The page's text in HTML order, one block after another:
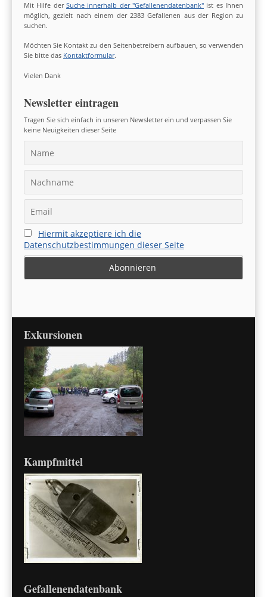
Mit Hilfe der Suche innerhalb der "Gefallenendatenbank" ist es Ihnen
möglich, gezielt nach einem der 2383 Gefallenen aus der Region zu
suchen.
Möchten Sie Kontakt zu den Seitenbetreibern aufbauen, so verwenden
Sie bitte das Kontaktformular.
Vielen Dank
Newsletter eintragen
Tragen Sie sich einfach in unseren Newsletter ein und verpassen Sie
keine Neuigkeiten dieser Seite
Hiermit akzeptiere ich die
Datenschutzbestimmungen dieser Seite
Exkursionen
Kampfmittel
Gefallenendatenbank